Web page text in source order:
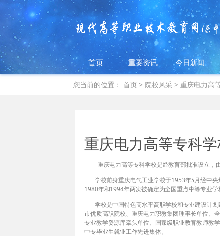
首页 重要资讯 今日新闻
您当前的位置：首页 > 院校风采 > 重庆电力高
重庆电力高等专科
重庆电力高等专科学校是经教育部批准设立，由
学校前身重庆电气工业学校于1953年5月经中央
1980年和1994年两次被确定为全国重点中等专业
学校是中国特色高水平高职学校和专业建设计划
市优质高职院校、重庆电力职教集团理事长单位、
专业教学资源库牵头单位、国家级职业教育教师教
中专毕业生就业工作先进集体。